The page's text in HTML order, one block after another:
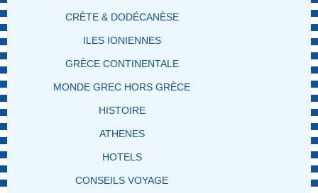
CRÈTE & DODÉCANÈSE
ILES IONIENNES
GRÈCE CONTINENTALE
MONDE GREC HORS GRÈCE
HISTOIRE
ATHENES
HOTELS
CONSEILS VOYAGE